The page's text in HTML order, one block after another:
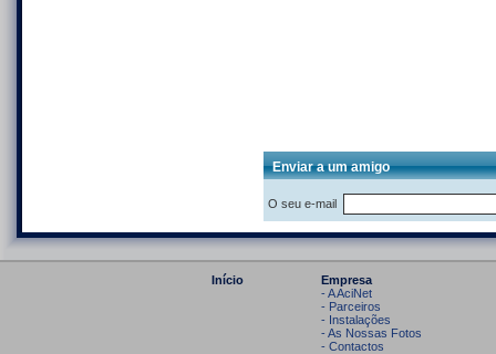
Enviar a um amigo
O seu e-mail
Início
Empresa
- A AciNet
- Parceiros
- Instalações
- As Nossas Fotos
- Contactos